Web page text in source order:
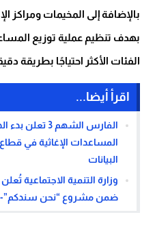
بالإضافة إلى المخيمات ومراكز
بهدف تنظيم عملية توزيع
الفئات الأكثر احتياجًا بطريقة
اقرأ أيضا...
الفارس الشهم 3
المساعدات الإغاثية في
البيانات
ضمن مشروع “نحن سندكم”-